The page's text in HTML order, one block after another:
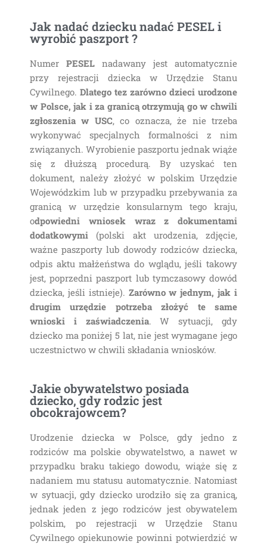
Jak nadać dziecku nadać PESEL i
wyrobić paszport ?
Numer PESEL nadawany jest automatycznie
przy rejestracji dziecka w Urzędzie Stanu
Cywilnego. Dlatego tez zarówno dzieci urodzone
w Polsce, jak i za granicą otrzymują go w chwili
zgłoszenia w USC, co oznacza, że nie trzeba
wykonywać specjalnych formalności z nim
związanych. Wyrobienie paszportu jednak wiąże
się z dłuższą procedurą. By uzyskać ten
dokument, należy złożyć w polskim Urzędzie
Wojewódzkim lub w przypadku przebywania za
granicą w urzędzie konsularnym tego kraju,
odpowiedni wniosek wraz z dokumentami
dodatkowymi (polski akt urodzenia, zdjęcie,
ważne paszporty lub dowody rodziców dziecka,
odpis aktu małżeństwa do wglądu, jeśli takowy
jest, poprzedni paszport lub tymczasowy dowód
dziecka, jeśli istnieje). Zarówno w jednym, jak i
drugim urzędzie potrzeba złożyć te same
wnioski i zaświadczenia. W sytuacji, gdy
dziecko ma poniżej 5 lat, nie jest wymagane jego
uczestnictwo w chwili składania wniosków.
Jakie obywatelstwo posiada
dziecko, gdy rodzic jest
obcokrajowcem?
Urodzenie dziecka w Polsce, gdy jedno z
rodziców ma polskie obywatelstwo, a nawet w
przypadku braku takiego dowodu, wiąże się z
nadaniem mu statusu automatycznie. Natomiast
w sytuacji, gdy dziecko urodziło się za granicą,
jednak jeden z jego rodziców jest obywatelem
polskim, po rejestracji w Urzędzie Stanu
Cywilnego opiekunowie powinni potwierdzić w